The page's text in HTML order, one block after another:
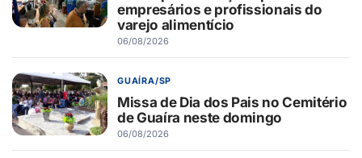
empresários e profissionais do
varejo alimentício
06/08/2026
GUAÍRA/SP
Missa de Dia dos Pais no Cemitério
de Guaíra neste domingo
06/08/2026